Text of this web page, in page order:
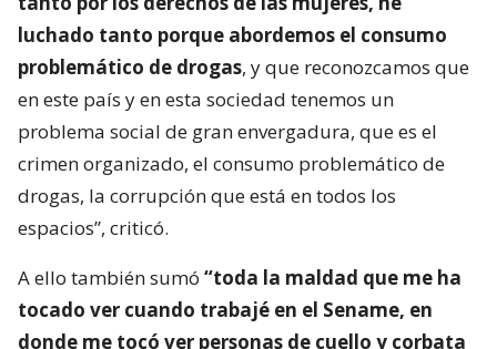
luchado tanto porque abordemos el consumo
problemático de drogas, y que reconozcamos que
en este país y en esta sociedad tenemos un
problema social de gran envergadura, que es el
crimen organizado, el consumo problemático de
drogas, la corrupción que está en todos los
espacios”, criticó.
A ello también sumó “toda la maldad que me ha
tocado ver cuando trabajé en el Sename, en
donde me tocó ver personas de cuello y corbata